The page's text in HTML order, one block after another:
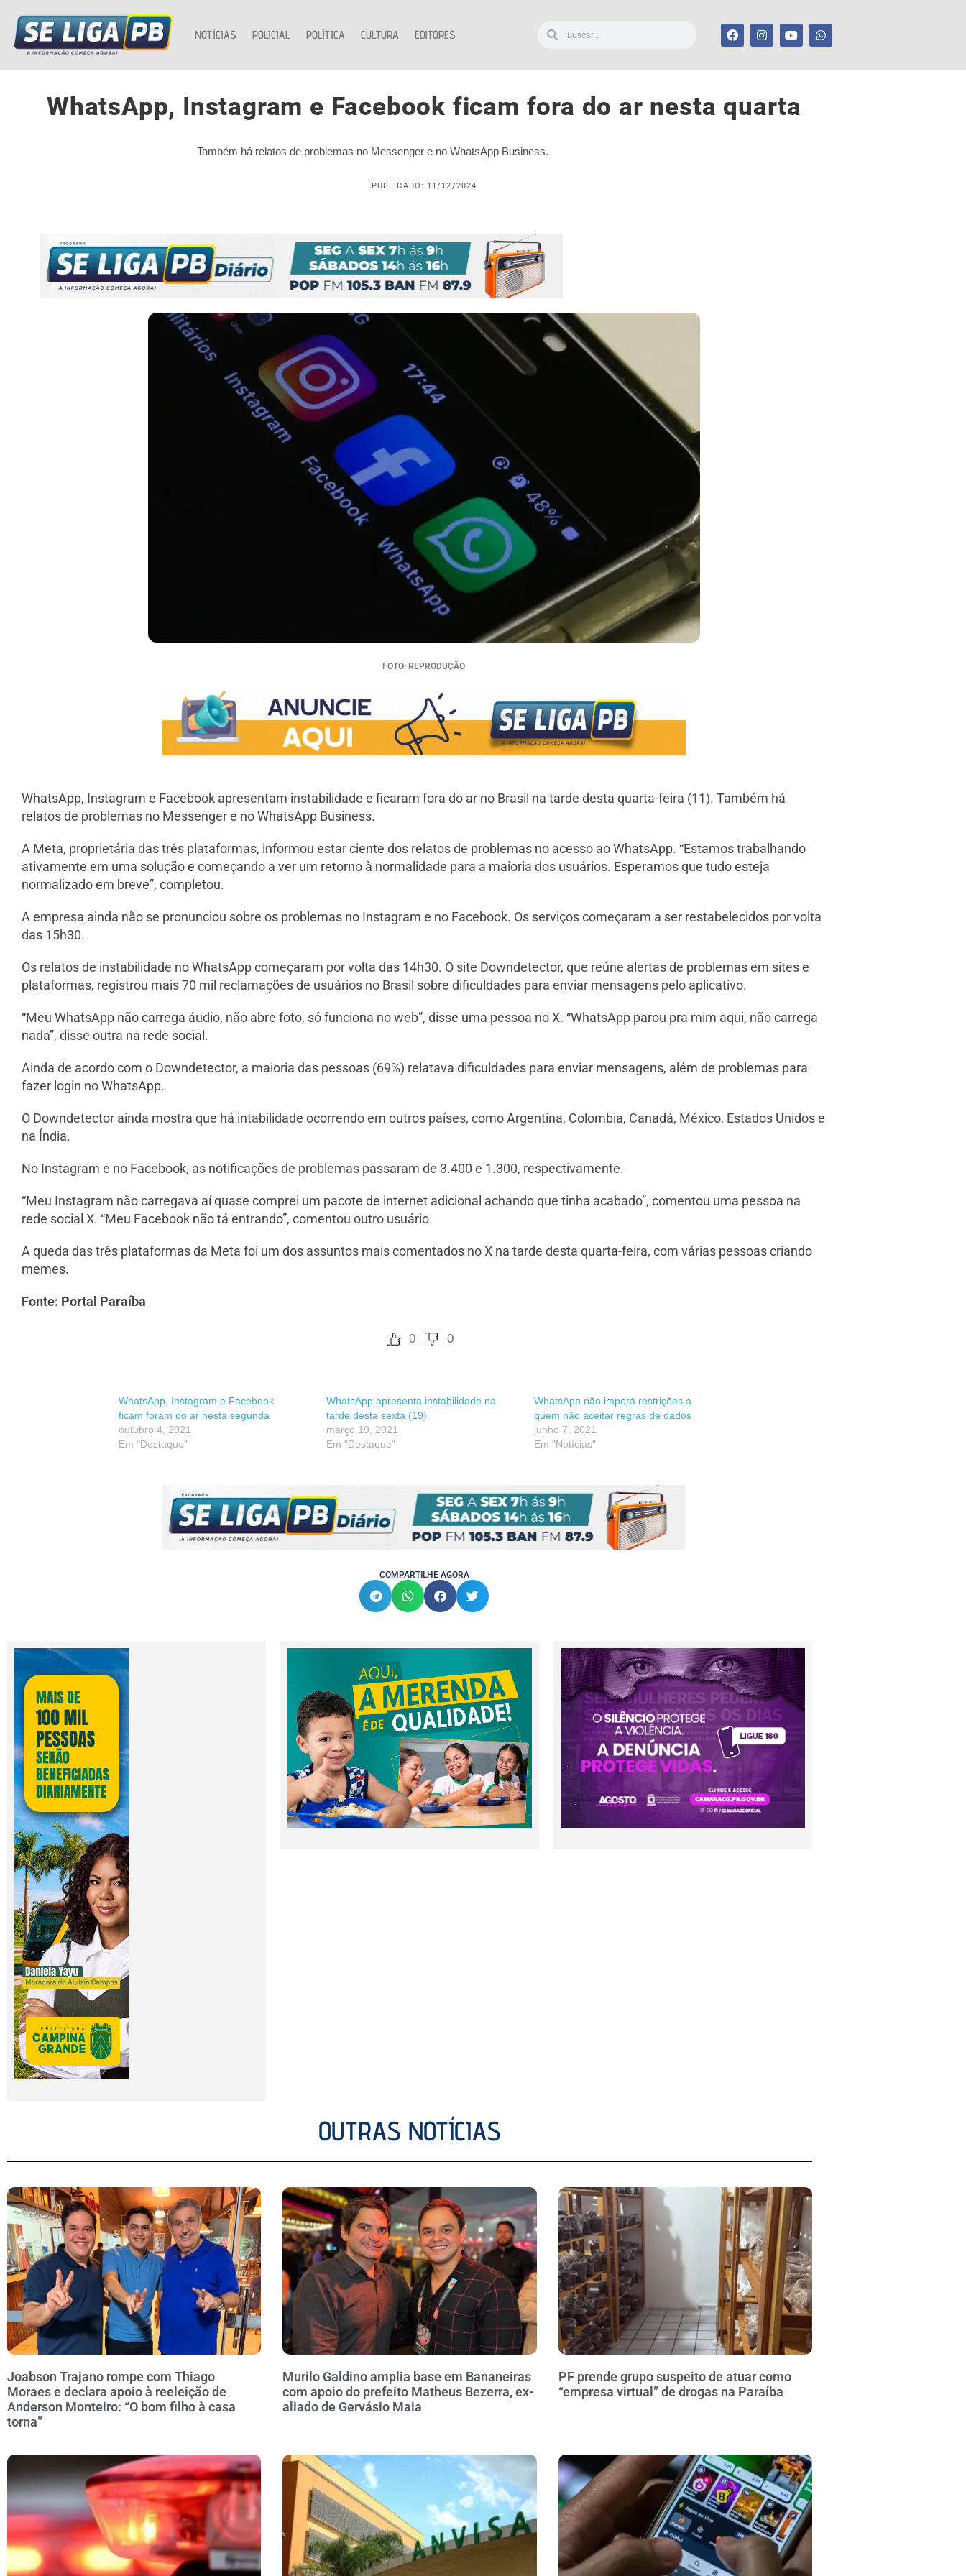
NOTÍCIAS POLICIAL POLÍTICA CULTURA EDITORES
WhatsApp, Instagram e Facebook ficam fora do ar nesta quarta
Também há relatos de problemas no Messenger e no WhatsApp Business.
PUBLICADO: 11/12/2024
FOTO: REPRODUÇÃO
WhatsApp, Instagram e Facebook apresentam instabilidade e ficaram fora do ar no Brasil na tarde desta quarta-feira (11). Também há
relatos de problemas no Messenger e no WhatsApp Business.
A Meta, proprietária das três plataformas, informou estar ciente dos relatos de problemas no acesso ao WhatsApp. “Estamos trabalhando
ativamente em uma solução e começando a ver um retorno à normalidade para a maioria dos usuários. Esperamos que tudo esteja
normalizado em breve”, completou.
A empresa ainda não se pronunciou sobre os problemas no Instagram e no Facebook. Os serviços começaram a ser restabelecidos por volta
das 15h30.
Os relatos de instabilidade no WhatsApp começaram por volta das 14h30. O site Downdetector, que reúne alertas de problemas em sites e
plataformas, registrou mais 70 mil reclamações de usuários no Brasil sobre dificuldades para enviar mensagens pelo aplicativo.
“Meu WhatsApp não carrega áudio, não abre foto, só funciona no web”, disse uma pessoa no X. “WhatsApp parou pra mim aqui, não carrega
nada”, disse outra na rede social.
Ainda de acordo com o Downdetector, a maioria das pessoas (69%) relatava dificuldades para enviar mensagens, além de problemas para
fazer login no WhatsApp.
O Downdetector ainda mostra que há intabilidade ocorrendo em outros países, como Argentina, Colombia, Canadá, México, Estados Unidos e
na Índia.
No Instagram e no Facebook, as notificações de problemas passaram de 3.400 e 1.300, respectivamente.
“Meu Instagram não carregava aí quase comprei um pacote de internet adicional achando que tinha acabado”, comentou uma pessoa na
rede social X. “Meu Facebook não tá entrando”, comentou outro usuário.
A queda das três plataformas da Meta foi um dos assuntos mais comentados no X na tarde desta quarta-feira, com várias pessoas criando
memes.
Fonte: Portal Paraíba
0 0
WhatsApp, Instagram e Facebook
ficam foram do ar nesta segunda
outubro 4, 2021
Em "Destaque"
WhatsApp apresenta instabilidade na
tarde desta sexta (19)
março 19, 2021
Em "Destaque"
WhatsApp não imporá restrições a
quem não aceitar regras de dados
junho 7, 2021
Em "Notícias"
COMPARTILHE AGORA
OUTRAS NOTÍCIAS
Joabson Trajano rompe com Thiago
Moraes e declara apoio à reeleição de
Anderson Monteiro: “O bom filho à casa
torna”
Murilo Galdino amplia base em Bananeiras
com apoio do prefeito Matheus Bezerra, ex-
aliado de Gervásio Maia
PF prende grupo suspeito de atuar como
“empresa virtual” de drogas na Paraíba